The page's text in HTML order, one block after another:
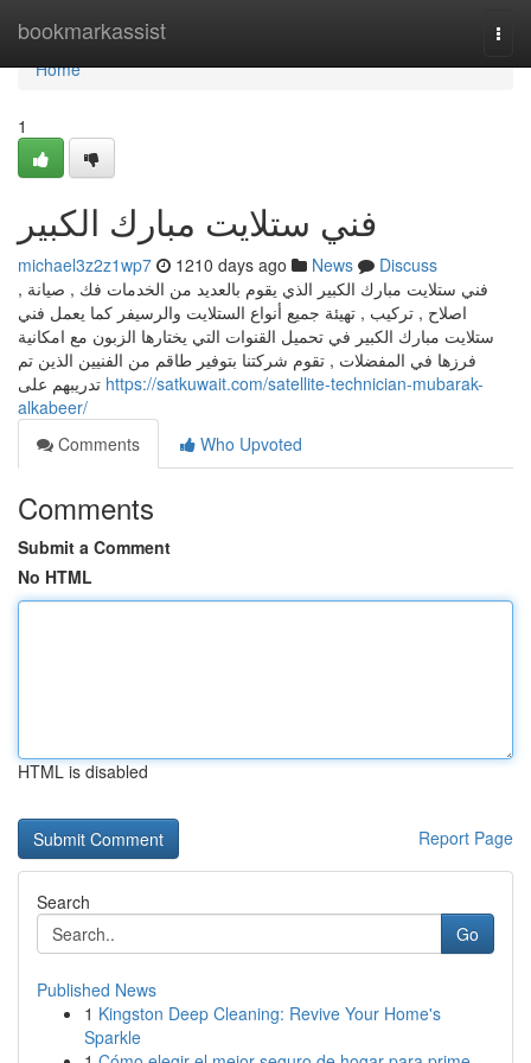
bookmarkassist
Home
Home
1
فني ستلايت مبارك الكبير
michael3z2z1wp7 1210 days ago News
Discuss
فني ستلايت مبارك الكبير الذي يقوم بالعديد من الخدمات فك , صيانة ,
اصلاح , تركيب , تهيئة جميع أنواع الستلايت والرسيفر كما يعمل فني
ستلايت مبارك الكبير في تحميل القنوات التي يختارها الزبون مع امكانية
فرزها في المفضلات , تقوم شركتنا بتوفير طاقم من الفنيين الذين تم
https://satkuwait.com/satellite-technician-mubarak-
alkabeer/
Comments
Who Upvoted
Comments
Submit a Comment
No HTML
HTML is disabled
Report Page
Search
Go
Published News
1 Kingston Deep Cleaning: Revive Your Home's
Sparkle